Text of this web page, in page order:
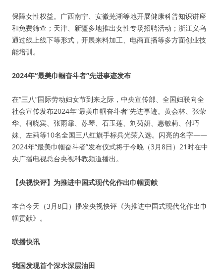
保障女性权益。广西南宁、安徽芜湖等地开展健康科普知识讲座
和免费筛查；天津、新疆多地推出女性专场招聘活动；浙江义乌
通过线上线下等形式，开展来料加工、电商直播等多方面创业技
能培训。
2024年“最美巾帼奋斗者”先进事迹发布
在“三八”国际劳动妇女节到来之际，中央宣传部、全国妇联向全
社会宣传发布2024年“最美巾帼奋斗者”先进事迹。黄会林、张荣
华、柯晓宾、张雨霏、苏琴、石玉莲、刘菊妍、惠敏莉、付巧
妹、左莉等10名全国三八红旗手标兵光荣入选。闪亮的名字——
2024年“最美巾帼奋斗者”发布仪式将于今晚（3月8日）21时在中
央广播电视总台央视科教频道播出。
【央视快评】为推进中国式现代化作出巾帼贡献
本台今天（3月8日）播发央视快评《为推进中国式现代化作出巾
帼贡献》。
联播快讯
我国发现首个深水深层油田